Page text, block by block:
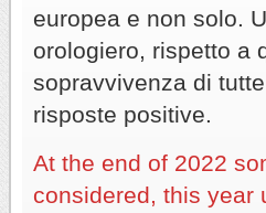
europea e non solo.
orologiero, rispetto a
sopravvivenza di
risposte positive.
At the end of 2022
considered, this year